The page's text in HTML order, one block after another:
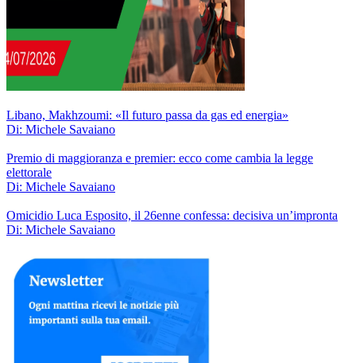
Libano, Makhzoumi: «Il futuro passa da gas ed energia»
Di: Michele Savaiano
Premio di maggioranza e premier: ecco come cambia la legge
elettorale
Di: Michele Savaiano
Omicidio Luca Esposito, il 26enne confessa: decisiva un’impronta
Di: Michele Savaiano